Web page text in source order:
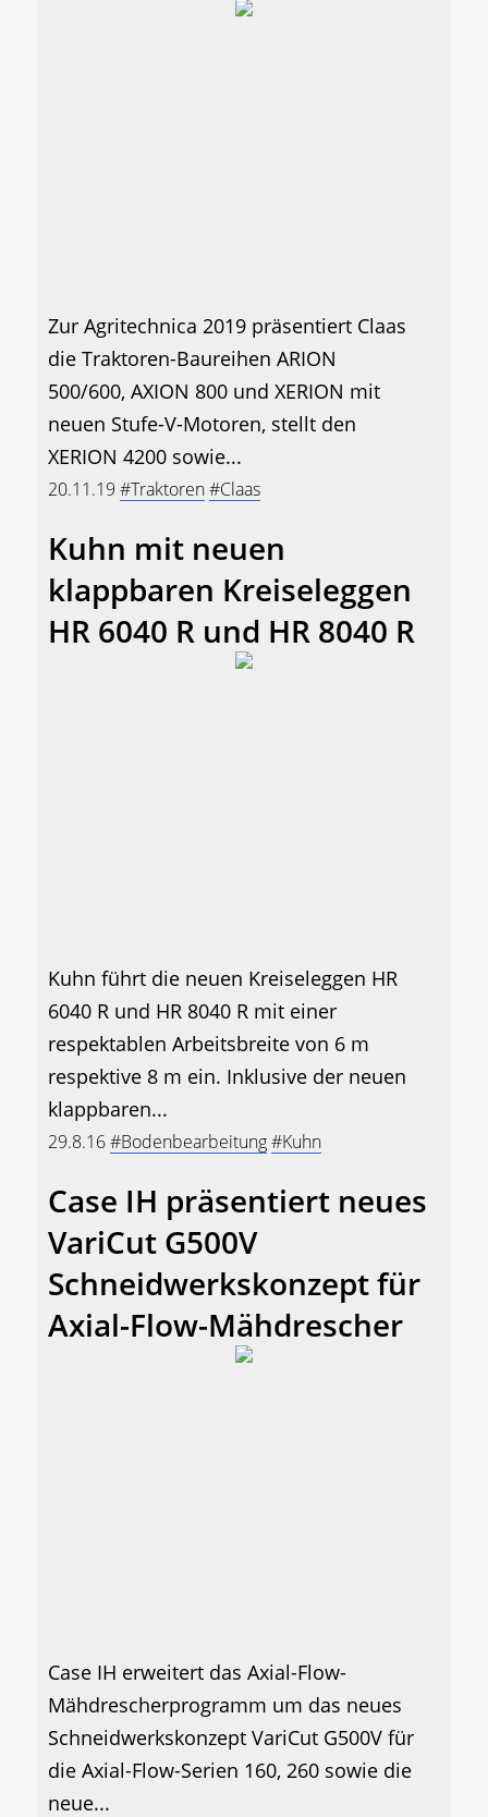
Zur Agritechnica 2019 präsentiert Claas
die Traktoren-Baureihen ARION
500/600, AXION 800 und XERION mit
neuen Stufe-V-Motoren, stellt den
XERION 4200 sowie...
20.11.19 #Traktoren#Claas
Kuhn mit neuen
klappbaren Kreiseleggen
HR 6040 R und HR 8040 R
Kuhn führt die neuen Kreiseleggen HR
6040 R und HR 8040 R mit einer
respektablen Arbeitsbreite von 6 m
respektive 8 m ein. Inklusive der neuen
klappbaren...
29.8.16#Bodenbearbeitung#Kuhn
Case IH präsentiert neues
VariCut G500V
Schneidwerkskonzept für
Axial-Flow-Mähdrescher
Case IH erweitert das Axial-Flow-
Mähdrescherprogramm um das neues
Schneidwerkskonzept VariCut G500V für
die Axial-Flow-Serien 160, 260 sowie die
neue...